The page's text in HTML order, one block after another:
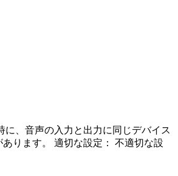
、音声の入力と出力に同じデバイス
ります。 適切な設定： 不適切な設